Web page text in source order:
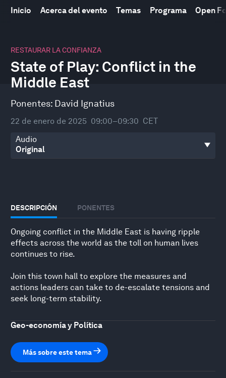
Inicio Acerca del evento Temas Programa Open
RESTAURAR LA CONFIANZA
State of Play: Conflict in the
Middle East
Ponentes: David Ignatius
22 de enero de 2025 09:00–09:30 CET
Audio
DESCRIPCIÓN PONENTES
Ongoing conflict in the Middle East is having ripple
effects across the world as the toll on human lives
continues to rise.
Join this town hall to explore the measures and
actions leaders can take to de-escalate tensions and
seek long-term stability.
Geo-economía y Política
Más sobre este tema
seconds
50
minutes,
31
seconds